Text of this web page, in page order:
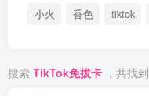
小火
香色 tiktok
搜索 TikTok免拔卡 ，共找到